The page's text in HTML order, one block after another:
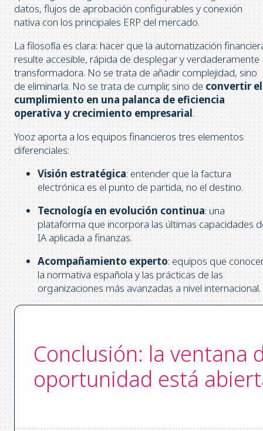
datos, flujos de aprobación configurables y conexión
nativa con los principales ERP del mercado.
La filosofía es clara: hacer que la automatización
resulte accesible, rápida de desplegar y verdaderamente
transformadora. No se trata de añadir complejidad, sino
de eliminarla. No se trata de cumplir, sino de convertir el
cumplimiento en una palanca de eficiencia
operativa y crecimiento empresarial.
Yooz aporta a los equipos financieros tres elementos
diferenciales:
Visión estratégica: entender que la factura
electrónica es el punto de partida, no el destino.
Tecnología en evolución continua: una
plataforma que incorpora las últimas capacidades
IA aplicada a finanzas.
Acompañamiento experto: equipos que
la normativa española y las prácticas de las
organizaciones más avanzadas a nivel internacional.
Conclusión: la ventana
oportunidad está